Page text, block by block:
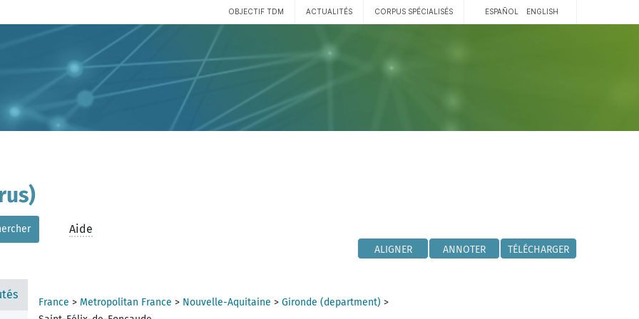
OBJECTIF TDM ACTUALITÉS CORPUS SPÉCIALISÉS ESPAÑOL ENGLISH
Aide
ALIGNER ANNOTER TÉLÉCHARGER
France > Metropolitan France > Nouvelle-Aquitaine > Gironde (department) >